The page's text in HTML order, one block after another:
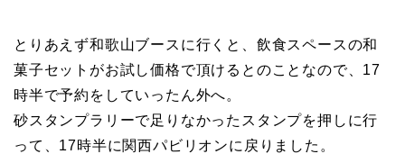
とりあえず和歌山ブースに行くと、飲食スペースの和
菓子セットがお試し価格で頂けるとのことなので、17
時半で予約をしていったん外へ。
砂スタンプラリーで足りなかったスタンプを押しに行
って、17時半に関西パビリオンに戻りました。